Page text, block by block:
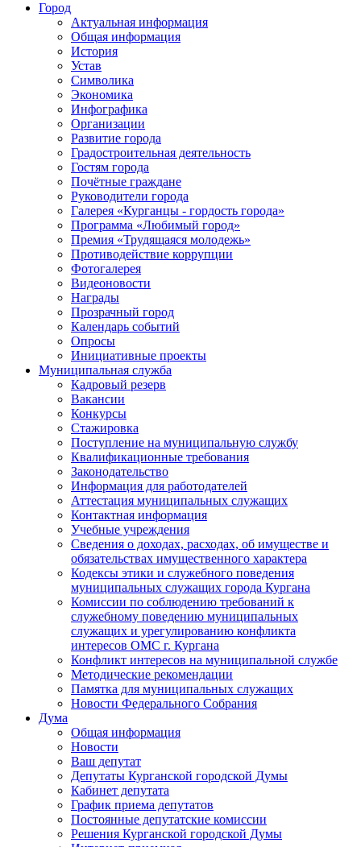
Город
Актуальная информация
Общая информация
История
Устав
Символика
Экономика
Инфографика
Организации
Развитие города
Градостроительная деятельность
Гостям города
Почётные граждане
Руководители города
Галерея «Курганцы - гордость города»
Программа «Любимый город»
Премия «Трудящаяся молодежь»
Противодействие коррупции
Фотогалерея
Видеоновости
Награды
Прозрачный город
Календарь событий
Опросы
Инициативные проекты
Муниципальная служба
Кадровый резерв
Вакансии
Конкурсы
Стажировка
Поступление на муниципальную службу
Квалификационные требования
Законодательство
Информация для работодателей
Аттестация муниципальных служащих
Контактная информация
Учебные учреждения
Сведения о доходах, расходах, об имуществе и
обязательствах имущественного характера
Кодексы этики и служебного поведения
муниципальных служащих города Кургана
Комиссии по соблюдению требований к
служебному поведению муниципальных
служащих и урегулированию конфликта
интересов ОМС г. Кургана
Конфликт интересов на муниципальной службе
Методические рекомендации
Памятка для муниципальных служащих
Новости Федерального Cобрания
Дума
Общая информация
Новости
Ваш депутат
Депутаты Курганской городской Думы
Кабинет депутата
График приема депутатов
Постоянные депутатские комиссии
Решения Курганской городской Думы